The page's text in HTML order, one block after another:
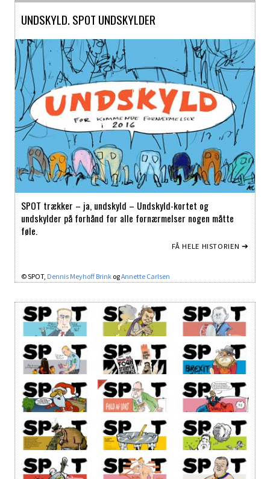
UNDSKYLD. SPOT UNDSKYLDER
SPOT trækker – ja, undskyld – Undskyld-kortet og
undskylder på forhånd for alle fornærmelser nogen måtte
føle.
FÅ HELE HISTORIEN ➔
© SPOT, Dennis Meyhoff Brink ogAnnette Carlsen